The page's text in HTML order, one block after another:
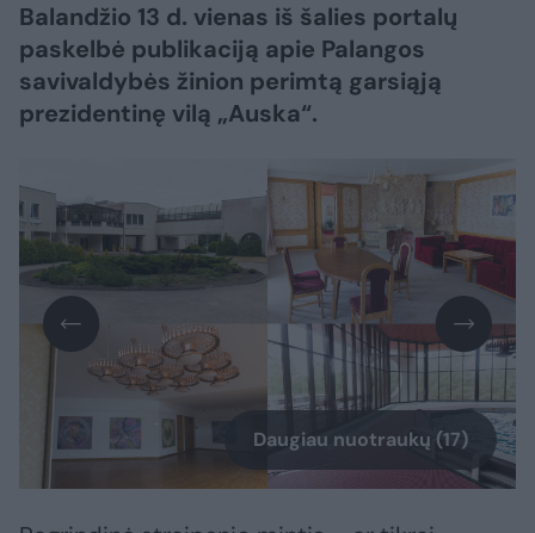
Balandžio 13 d. vienas iš šalies portalų
paskelbė publikaciją apie Palangos
savivaldybės žinion perimtą garsiąją
prezidentinę vilą „Auska“.
Daugiau nuotraukų (17)